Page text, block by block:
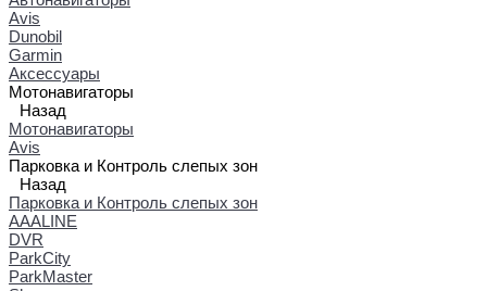
Avis
Dunobil
Garmin
Аксессуары
Мотонавигаторы
Назад
Мотонавигаторы
Avis
Парковка и Контроль слепых зон
Назад
Парковка и Контроль слепых зон
AAALINE
DVR
ParkCity
ParkMaster